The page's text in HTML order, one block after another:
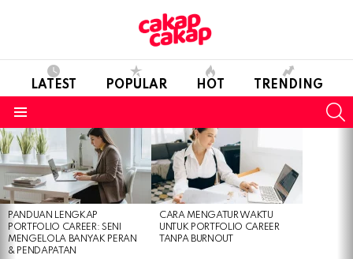
LATEST POPULAR HOT TRENDING
LATEST
STORIES
PANDUAN LENGKAP
PORTFOLIO CAREER: SENI
MENGELOLA BANYAK PERAN
& PENDAPATAN
CARA MENGATUR WAKTU
UNTUK PORTFOLIO CAREER
TANPA BURNOUT